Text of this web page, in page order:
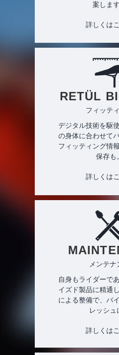
案します
詳しくは
RETÜL
フィッテ
デジタル技術を駆
の身体に合わせて
フィッティング情
保存も。
詳しくは
メンテナ
自身もライダーで
イズド製品に精通
による整備で、バ
レッシュ
詳しくは